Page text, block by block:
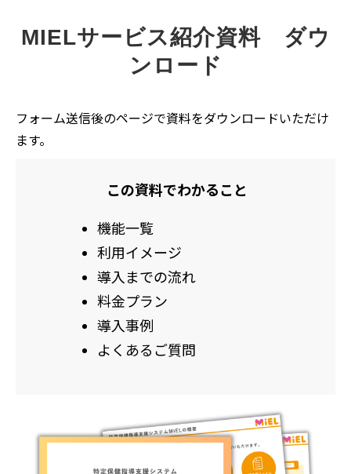
MIELサービス紹介資料 ダウ
ンロード
フォーム送信後のページで資料をダウンロードいただけ
ます。
この資料でわかること
機能一覧
利用イメージ
導入までの流れ
料金プラン
導入事例
よくあるご質問